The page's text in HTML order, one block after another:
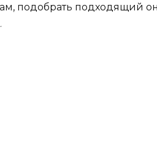
подобрать подходящий